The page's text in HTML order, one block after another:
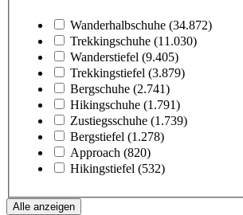
Wanderhalbschuhe (34.872)
Trekkingschuhe (11.030)
Wanderstiefel (9.405)
Trekkingstiefel (3.879)
Bergschuhe (2.741)
Hikingschuhe (1.791)
Zustiegsschuhe (1.739)
Bergstiefel (1.278)
Approach (820)
Hikingstiefel (532)
Alle anzeigen